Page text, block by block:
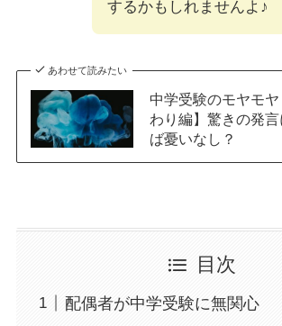
するかもしれませんよ♪
あわせて読みたい
中学受験のモヤモ
わり編】驚きの発
ば憂いなし？
目次
配偶者が中学受験に無関心